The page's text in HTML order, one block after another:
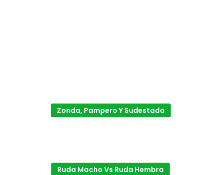
Zonda, Pampero Y Sudestada
Ruda Macho Vs Ruda Hembra